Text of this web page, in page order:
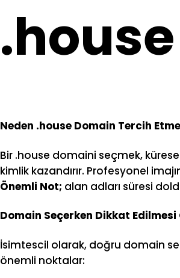
.house
Neden .house Domain Tercih
Bir .house domaini seçmek,
kimlik kazandırır. Profesyonel
Önemli Not; alan adları süresi
Domain Seçerken Dikkat Edilmesi
İsimtescil olarak, doğru domain
önemli noktalar: